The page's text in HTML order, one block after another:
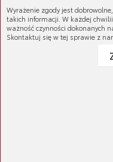
OUTLET
Wyrażenie zgody jest
takich informacji. W każdej
ważność czynności dokonanych
Skontaktuj się w tej sprawie z